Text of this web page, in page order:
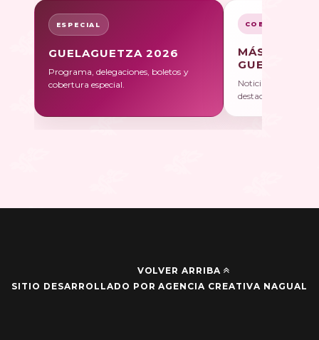
ESPECIAL
GUELAGUETZA 2026
Programa, delegaciones, boletos y
cobertura especial.
COBERTURA
MÁS SOBRE
Noticias, galerías y
destacadas.
VOLVER ARRIBA
SITIO DESARROLLADO POR AGENCIA CREATIVA NAGUAL